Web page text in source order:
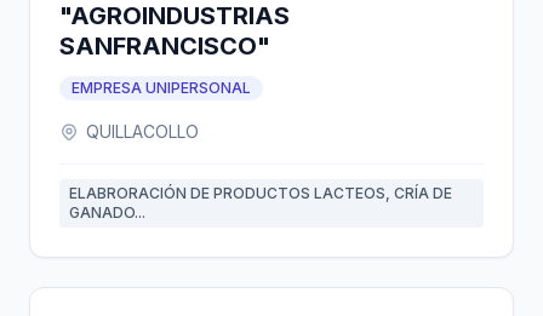
"AGROINDUSTRIAS
SANFRANCISCO"
EMPRESA UNIPERSONAL
QUILLACOLLO
ELABRORACIÓN DE PRODUCTOS LACTEOS, CRÍA DE
GANADO...